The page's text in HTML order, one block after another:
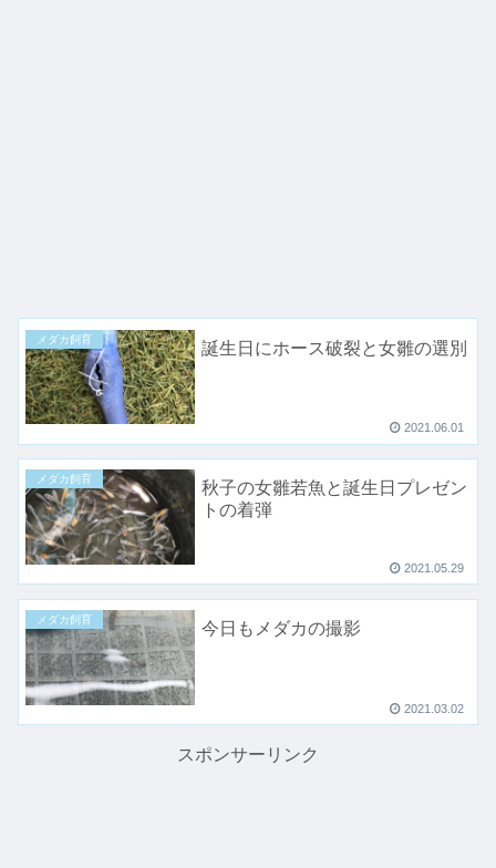
メダカ飼育 誕生日にホース破裂と女雛の選別
2021.06.01
メダカ飼育
秋子の女雛若魚と誕生日プレゼン
トの着弾
2021.05.29
メダカ飼育 今日もメダカの撮影
2021.03.02
スポンサーリンク